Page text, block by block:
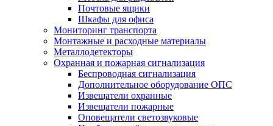
Почтовые ящики
Шкафы для офиса
Мониторинг транспорта
Монтажные и расходные материалы
Металлодетекторы
Охранная и пожарная сигнализация
Беспроводная сигнализация
Дополнительное оборудование ОПС
Извещатели охранные
Извещатели пожарные
Оповещатели светозвуковые